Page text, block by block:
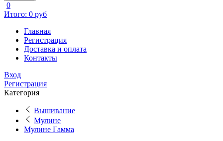
0
Итого: 0 руб
Главная
Регистрация
Доставка и оплата
Контакты
Вход
Регистрация
Категория
Вышивание
Мулине
Мулине Гамма